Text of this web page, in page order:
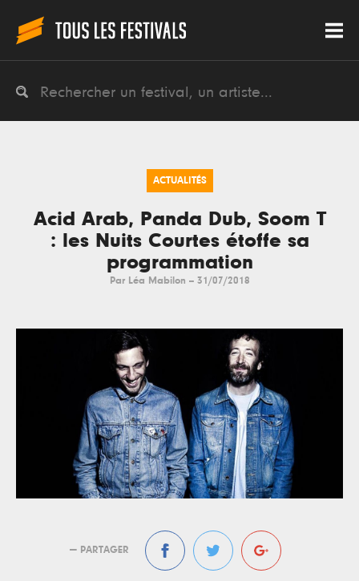
ACTUALITÉS
Acid Arab, Panda Dub, Soom T
: les Nuits Courtes étoffe sa
programmation
Par Léa Mabilon -- 31/07/2018
— PARTAGER